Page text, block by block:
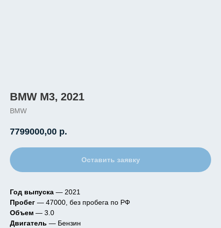
BMW M3, 2021
BMW
7799000,00 р.
Оставить заявку
Год выпуска — 2021
Пробег — 47000, без пробега по РФ
Объем — 3.0
Двигатель — Бензин